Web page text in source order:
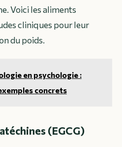
Voici les aliments
cliniques pour leur
du poids.
en psychologie :
concrets
(EGCG)